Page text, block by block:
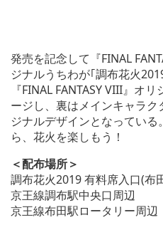
発売を記念して『FINAL
ジナルうちわが｢調布花火
『FINAL FANTASY VIII』オ
ージし、裏はメインキャラク
ジナルデザインとなってい
ら、花火を楽しもう！
＜配布場所＞
調布花火2019 有料席入口(布
京王線調布駅中央口周辺
京王線布田駅ロータリー周辺